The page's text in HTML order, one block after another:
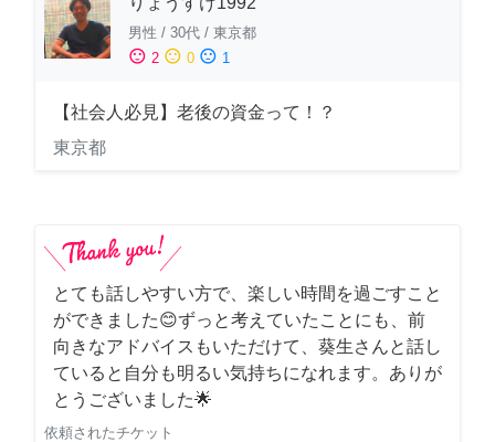
男性 / 30代 / 東京都
sentiment_satisfied 2 sentiment_neutral 0 sentiment_dissatisfied 1
【社会人必見】老後の資金って！？
東京都
とても話しやすい方で、楽しい時間を過ごすこと
ができました😊ずっと考えていたことにも、前
向きなアドバイスもいただけて、葵生さんと話し
ていると自分も明るい気持ちになれます。ありが
とうございました🌟
依頼されたチケット